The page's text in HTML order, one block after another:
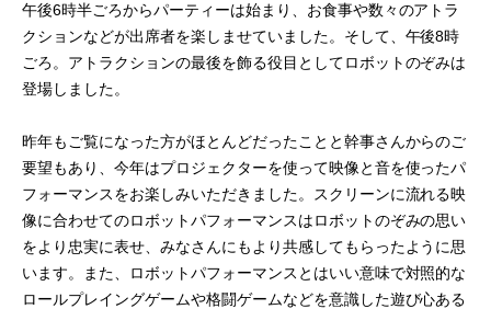
午後6時半ごろからパーティーは始まり、お食事や数々のアトラ
クションなどが出席者を楽しませていました。そして、午後8時
ごろ。アトラクションの最後を飾る役目としてロボットのぞみは
登場しました。
昨年もご覧になった方がほとんどだったことと幹事さんからのご
要望もあり、今年はプロジェクターを使って映像と音を使ったパ
フォーマンスをお楽しみいただきました。スクリーンに流れる映
像に合わせてのロボットパフォーマンスはロボットのぞみの思い
をより忠実に表せ、みなさんにもより共感してもらったように思
います。また、ロボットパフォーマンスとはいい意味で対照的な
ロールプレイングゲームや格闘ゲームなどを意識した遊び心ある